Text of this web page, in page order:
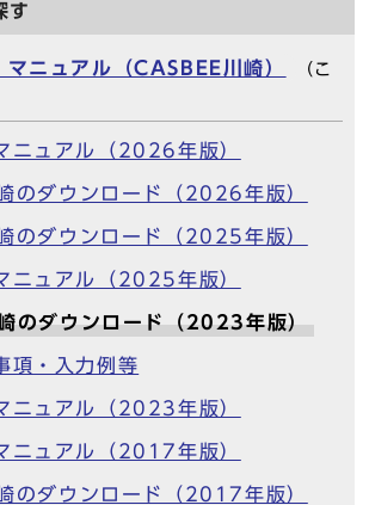
す
マニュアル（CASBEE川崎）
（こ
ニュアル（2026年版）
のダウンロード（2026年版）
のダウンロード（2025年版）
ニュアル（2025年版）
のダウンロード（2023年版）
項・入力例等
ニュアル（2023年版）
ニュアル（2017年版）
のダウンロード（2017年版）